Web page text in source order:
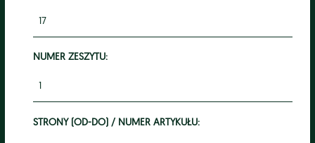
17
NUMER ZESZYTU:
1
STRONY (OD-DO) / NUMER ARTYKUŁU: